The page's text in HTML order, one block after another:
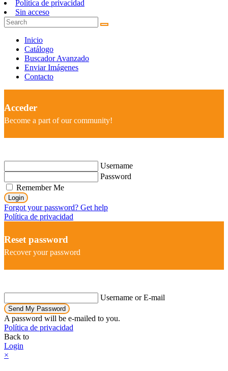
Política de privacidad
Sin acceso
Inicio
Catálogo
Buscador Avanzado
Enviar Imágenes
Contacto
Acceder
Become a part of our community!
Username
Password
Remember Me
Login
Forgot your password? Get help
Política de privacidad
Reset password
Recover your password
Username or E-mail
Send My Password
A password will be e-mailed to you.
Política de privacidad
Back to
Login
×